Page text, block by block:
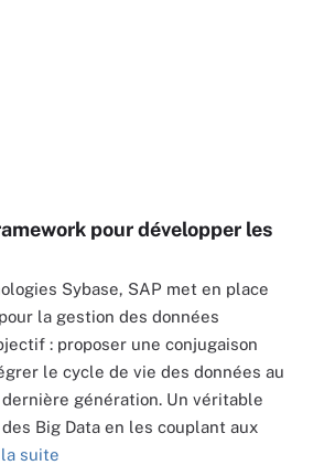
pour développer les
Sybase, SAP met en place
la gestion des données
: proposer une conjugaison
le cycle de vie des données au
génération. Un véritable
Big Data en les couplant aux
suite